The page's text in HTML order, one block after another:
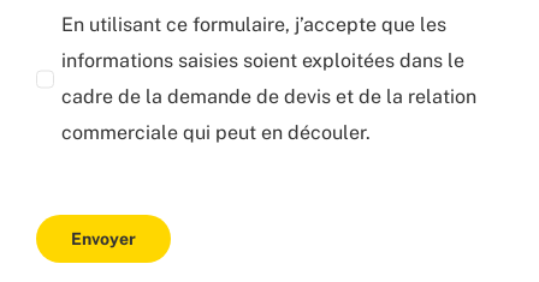
En utilisant ce formulaire, j’accepte que les
informations saisies soient exploitées dans le
cadre de la demande de devis et de la relation
commerciale qui peut en découler.
Envoyer